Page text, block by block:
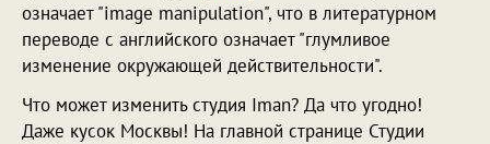
означает "image manipulation", что в литературном
переводе с английского означает "глумливое
изменение окружающей действительности".
Что может изменить студия Iman? Да что угодно!
Даже кусок Москвы! На главной странице Студии